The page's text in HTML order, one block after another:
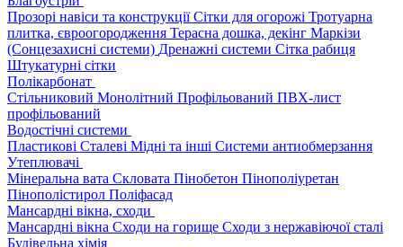
Прозорі навіси та конструкціїСітки для огорожі Тротуарна
плитка, євроогородження Терасна дошка, декінг Маркізи
(Сонцезахисні системи) Дренажні системи Сітка рабиця
Штукатурні сітки
Полікарбонат
Стільниковий Монолітний Профільований ПВХ-лист
профільований
Водостічні системи
Пластикові Сталеві Мідні та інші Системи антиобмерзання
Утеплювачі
Мінеральна вата Скловата Пінобетон Пінополіуретан
Пінополістирол Поліфасад
Мансардні вікна, сходи
Мансардні вікна Сходи на горище Сходи з нержавіючої сталі
Будівельна хімія